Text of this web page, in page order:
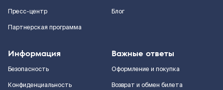
Пресс-центр
Партнерская программа
Блог
Информация
Безопасность
Конфиденциальность
Важные ответы
Оформление и покупка
Возврат и обмен билета